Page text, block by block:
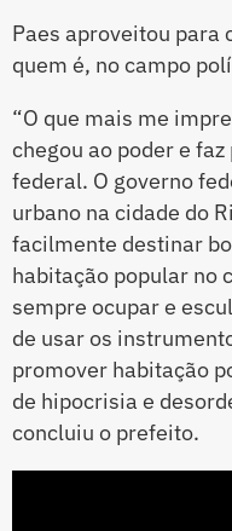
Paes aproveitou
quem é, no campo
“O que mais me
chegou ao poder e
federal. O governo
urbano na cidade do
facilmente destinar
habitação popular no
sempre ocupar e
de usar os
promover habitação
de hipocrisia e
concluiu o prefeito.